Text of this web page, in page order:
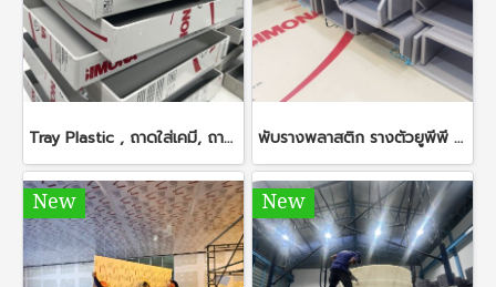
Tray Plastic , ถาดใส่เคมี, ถาด PP ถาดPVC ตามขนาดลูกค้า พับรางพลาสติก รางตัวยูพีพี รางตัวยูพีวีซี งานพับพลาสติกวิศวกรรม พับPP พับPVC พับPE
New New